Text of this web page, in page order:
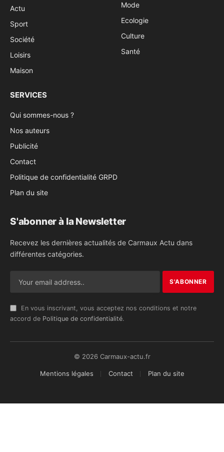
Actu
Sport
Société
Loisirs
Maison
Mode
Ecologie
Culture
Santé
SERVICES
Qui sommes-nous ?
Nos auteurs
Publicité
Contact
Politique de confidentialité GRPD
Plan du site
S'abonner à la Newsletter
Recevez les dernières actualités de Carmaux Actu dans
différentes catégories.
En vous inscrivant, vous acceptez nos conditions et notre
accord de Politique de confidentialité.
© 2026 Carmaux-actu.fr
Mentions légales Contact Plan du site